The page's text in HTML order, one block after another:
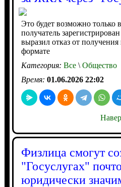
Это будет возможно только
получатель
выразил отказ от
формате
Категория: Все\Общество
Время: 01.06.2026 22:02
Физлица смогут
"Госуслугах"
юридически